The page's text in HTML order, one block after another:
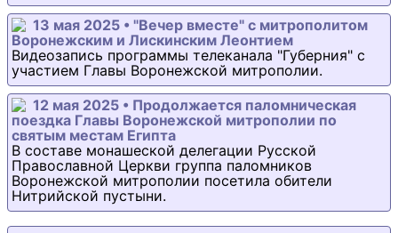
13 мая 2025 • "Вечер вместе" с митрополитом
Воронежским и Лискинским Леонтием
Видеозапись программы телеканала "Губерния" с
участием Главы Воронежской митрополии.
12 мая 2025 • Продолжается паломническая
поездка Главы Воронежской митрополии по
святым местам Египта
В составе монашеской делегации Русской
Православной Церкви группа паломников
Воронежской митрополии посетила обители
Нитрийской пустыни.